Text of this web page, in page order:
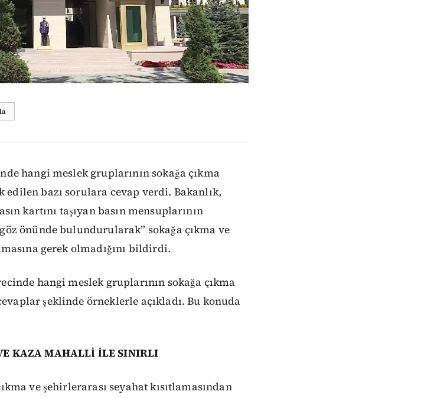
hangi meslek gruplarının sokağa çıkma
bazı sorulara cevap verdi. Bakanlık,
kartını taşıyan basın mensuplarının
önünde bulundurularak” sokağa çıkma ve
gerek olmadığını bildirdi.
hangi meslek gruplarının sokağa çıkma
şeklinde örneklerle açıkladı. Bu konuda
KAZA MAHALLİ İLE SINIRLI
ve şehirlerarası seyahat kısıtlamasından